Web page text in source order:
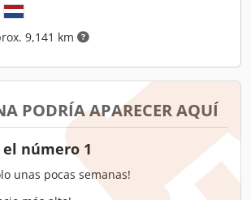
9,141 km
PODRÍA APARECER AQUÍ
número 1
unas pocas semanas!